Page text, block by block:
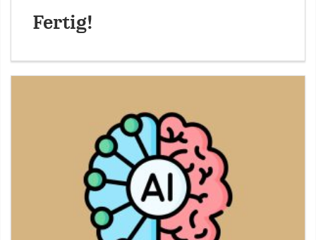
Fertig!